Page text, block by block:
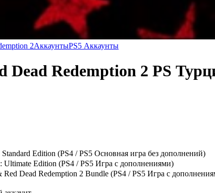
2АккаунтыPS5 Аккаунты
Dead Redemption 2 PS
Edition (PS4 / PS5 Основная игра без дополнений)
Ultimate Edition (PS4 / PS5 Игра с дополнениями)
Red Dead Redemption 2 Bundle (PS4 / PS5 Игра с